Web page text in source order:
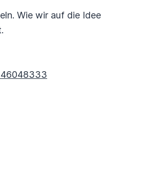
Wie wir auf die Idee